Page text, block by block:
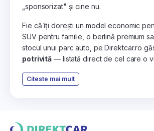
„sponsorizat" și cine nu.
Fie că îți dorești un model economic
SUV pentru familie, o berlină premium
stocul unui parc auto, pe Direktcar.ro
potrivită — listată direct de cel care o
Citeste mai mult